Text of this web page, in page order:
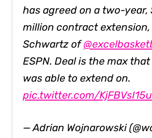
has agreed on a two-year,
million contract
Schwartz of
ESPN. Deal is the max
was able to extend on.
pic.twitter.com/KjFBVsI15u
— Adrian Wojnarowski